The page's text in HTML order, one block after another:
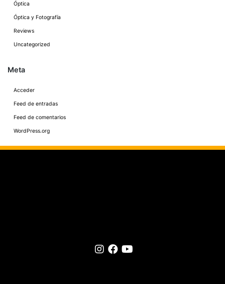
Óptica
Óptica y Fotografía
Reviews
Uncategorized
Meta
Acceder
Feed de entradas
Feed de comentarios
WordPress.org